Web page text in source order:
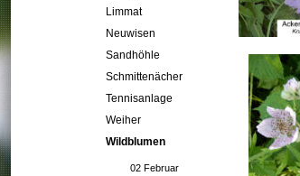
Limmat
Neuwisen
Sandhöhle
Schmittenächer
Tennisanlage
Weiher
Wildblumen
02 Februar